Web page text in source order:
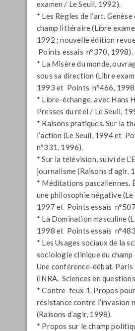
examen / Le Seuil, 1992).
* Les Règles de l’art.
champ littéraire (Libre
1992 ; nouvelle édition
Points essais n°370, 1998).
* La Misère du monde,
sous sa direction (Libre
1993 et Points n°466,
* Libre-échange, avec Hans
Presses du réel / Le Seuil,
* Raisons pratiques. Sur la
l’action (Le Seuil, 1994 et
n°331, 1996).
* Sur la télévision, suivi de
journalisme (Raisons d’agir,
* Méditations pascaliennes.
une philosophie négative (Le
1997 et Points essais
* La Domination masculine
1998 et Points essais
* Les Usages sociaux de la
sociologie clinique du
Une conférence-débat.
(INRA, Sciences en
* Contre-feux 1. Propos
résistance contre l’invasion
(Raisons d’agir, 1998).
* Propos sur le champ